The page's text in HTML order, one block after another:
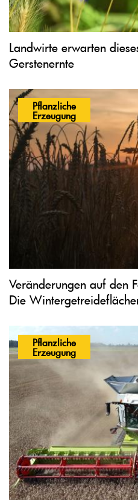
Landwirte erwarten
Gerstenernte
Pflanzliche
Erzeugung
Veränderungen auf den
Die
Pflanzliche
Erzeugung